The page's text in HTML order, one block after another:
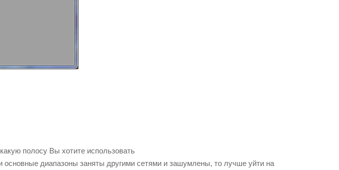
полосу Вы хотите использовать
основные диапазоны заняты другими сетями и зашумлены, то лучше уйти на